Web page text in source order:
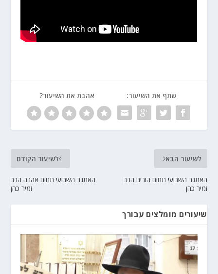
שתף את השיעור: אהבת את השיעור?
לשיעור הקודם
האתגר השבועי תחום אהבה הרב
זמיר כהן
לשיעור הבא
האתגר השבועי תחום הורים הרב
זמיר כהן
שיעורים מומלצים עבורך